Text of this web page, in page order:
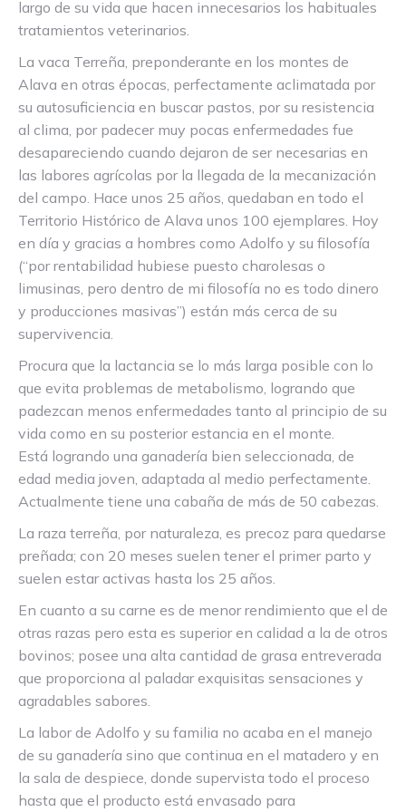
largo de su vida que hacen innecesarios los habituales
tratamientos veterinarios.
La vaca Terreña, preponderante en los montes de
Alava en otras épocas, perfectamente aclimatada por
su autosuficiencia en buscar pastos, por su resistencia
al clima, por padecer muy pocas enfermedades fue
desapareciendo cuando dejaron de ser necesarias en
las labores agrícolas por la llegada de la mecanización
del campo. Hace unos 25 años, quedaban en todo el
Territorio Histórico de Alava unos 100 ejemplares. Hoy
en día y gracias a hombres como Adolfo y su filosofía
(“por rentabilidad hubiese puesto charolesas o
limusinas, pero dentro de mi filosofía no es todo dinero
y producciones masivas”) están más cerca de su
supervivencia.
Procura que la lactancia se lo más larga posible con lo
que evita problemas de metabolismo, logrando que
padezcan menos enfermedades tanto al principio de su
vida como en su posterior estancia en el monte.
Está logrando una ganadería bien seleccionada, de
edad media joven, adaptada al medio perfectamente.
Actualmente tiene una cabaña de más de 50 cabezas.
La raza terreña, por naturaleza, es precoz para quedarse
preñada; con 20 meses suelen tener el primer parto y
suelen estar activas hasta los 25 años.
En cuanto a su carne es de menor rendimiento que el de
otras razas pero esta es superior en calidad a la de otros
bovinos; posee una alta cantidad de grasa entreverada
que proporciona al paladar exquisitas sensaciones y
agradables sabores.
La labor de Adolfo y su familia no acaba en el manejo
de su ganadería sino que continua en el matadero y en
la sala de despiece, donde supervista todo el proceso
hasta que el producto está envasado para